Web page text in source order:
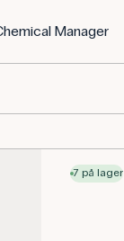
Manager
7 på lager